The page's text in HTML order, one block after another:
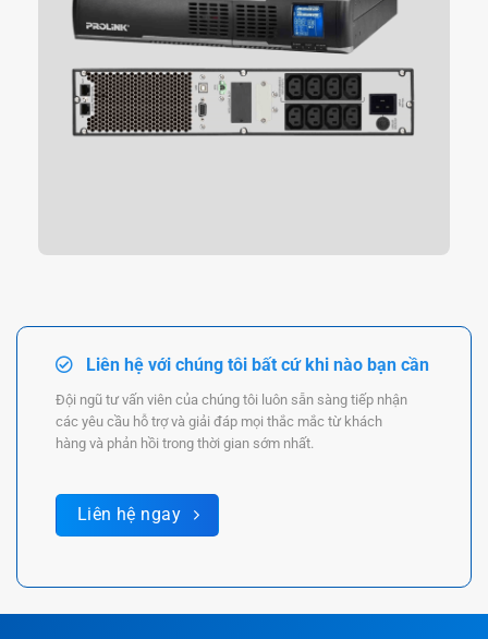
Liên hệ với chúng tôi bất cứ khi nào bạn cần
Đội ngũ tư vấn viên của chúng tôi luôn sẵn sàng tiếp nhận
các yêu cầu hỗ trợ và giải đáp mọi thắc mắc từ khách
hàng và phản hồi trong thời gian sớm nhất.
Liên hệ ngay